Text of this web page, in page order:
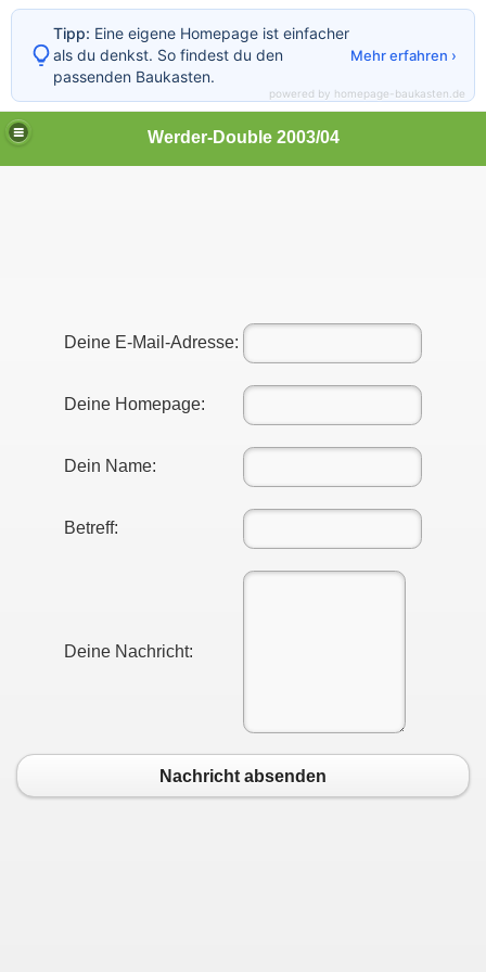
Werder-Double 2003/04
Deine E-Mail-Adresse:
Deine Homepage:
Dein Name:
Betreff:
Deine Nachricht:
Nachricht absenden
Tipp: Eine eigene Homepage ist einfacher
als du denkst. So findest du den
passenden Baukasten.
Mehr erfahren ›
powered by homepage-baukasten.de